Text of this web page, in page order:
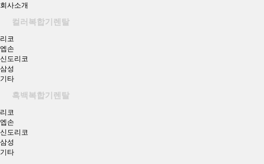
회사소개
컬러복합기렌탈
리코
엡손
신도리코
삼성
기타
흑백복합기렌탈
리코
엡손
신도리코
삼성
기타